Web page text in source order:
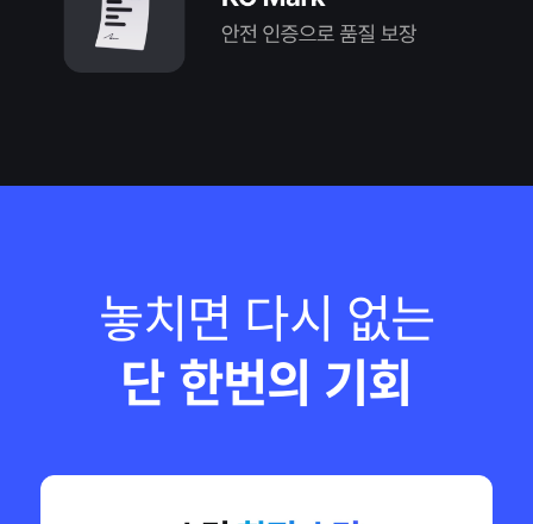
놓치면 다시 없는
단 한번의 기회